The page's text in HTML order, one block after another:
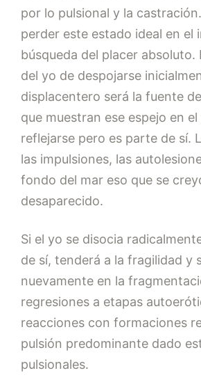
por lo pulsional y la
perder este estado ideal en el
búsqueda del placer absoluto.
del yo de despojarse
displacentero será la fuente
que muestran ese espejo en
reflejarse pero es parte de sí.
las impulsiones, las
fondo del mar eso que se
desaparecido.
Si el yo se disocia
de sí, tenderá a la fragilidad y
nuevamente en la
regresiones a etapas
reacciones con formaciones
pulsión predominante dado
pulsionales.